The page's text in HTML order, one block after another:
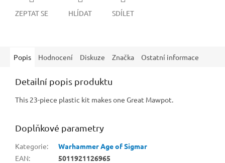
ZEPTAT SE HLÍDAT SDÍLET
Popis Hodnocení Diskuze Značka Ostatní informace
Detailní popis produktu
This 23-piece plastic kit makes one Great Mawpot.
Doplňkové parametry
Kategorie:
Warhammer Age of Sigmar
EAN:
5011921126965